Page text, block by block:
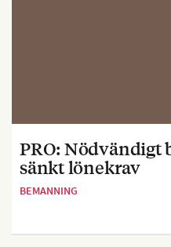
PRO: Nödvändigt
sänkt lönekrav
BEMANNING